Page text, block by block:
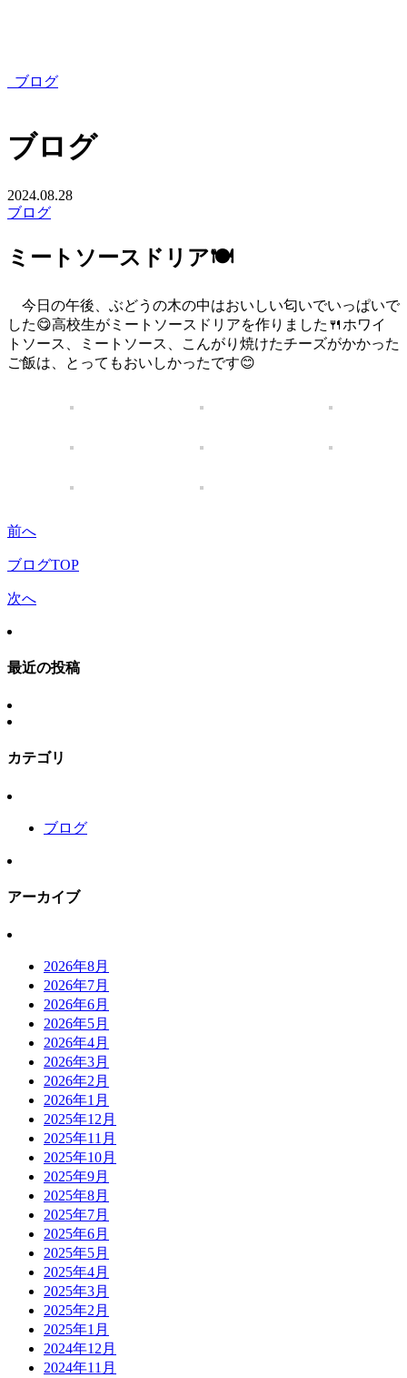
ブログ
ブログ
2024.08.28
ブログ
ミートソースドリア🍽
今日の午後、ぶどうの木の中はおいしい匂いでいっぱいで
した😋高校生がミートソースドリアを作りました🍴ホワイ
トソース、ミートソース、こんがり焼けたチーズがかかった
ご飯は、とってもおいしかったです😊
前へ
ブログTOP
次へ
最近の投稿
カテゴリ
ブログ
アーカイブ
2026年8月
2026年7月
2026年6月
2026年5月
2026年4月
2026年3月
2026年2月
2026年1月
2025年12月
2025年11月
2025年10月
2025年9月
2025年8月
2025年7月
2025年6月
2025年5月
2025年4月
2025年3月
2025年2月
2025年1月
2024年12月
2024年11月